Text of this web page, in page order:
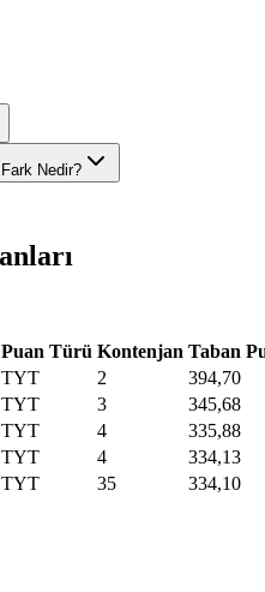
Nedir?
Puan Türü Kontenjan Taban
TYT 2 394,70
TYT 3 345,68
TYT 4 335,88
TYT 4 334,13
TYT 35 334,10